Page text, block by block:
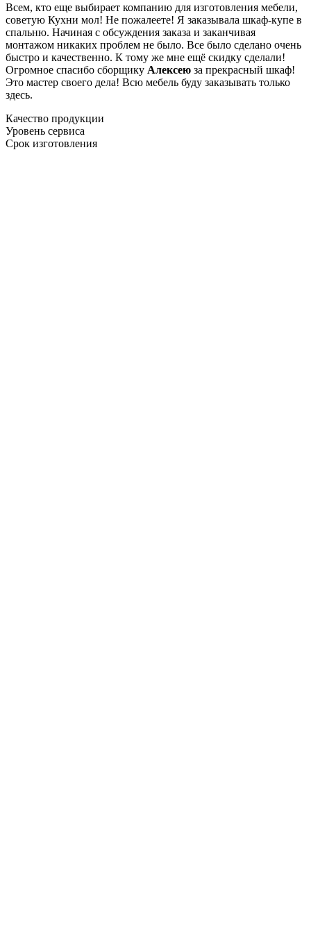
Всем, кто еще выбирает компанию для изготовления мебели,
советую Кухни мол! Не пожалеете! Я заказывала шкаф-купе в
спальню. Начиная с обсуждения заказа и заканчивая
монтажом никаких проблем не было. Все было сделано очень
быстро и качественно. К тому же мне ещё скидку сделали!
Огромное спасибо сборщику Алексею за прекрасный шкаф!
Это мастер своего дела! Всю мебель буду заказывать только
здесь.
Качество продукции
Уровень сервиса
Срок изготовления